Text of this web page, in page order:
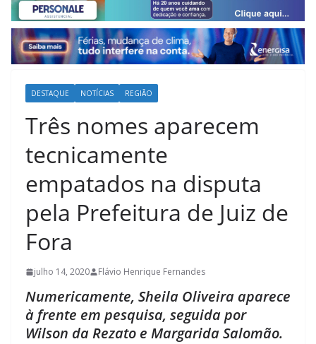
DESTAQUE NOTÍCIAS REGIÃO
Três nomes aparecem
tecnicamente
empatados na disputa
pela Prefeitura de Juiz de
Fora
julho 14, 2020 Flávio Henrique Fernandes
Numericamente, Sheila Oliveira aparece
à frente em pesquisa, seguida por
Wilson da Rezato e Margarida Salomão.